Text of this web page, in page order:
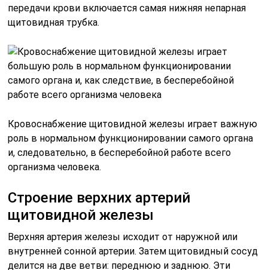
передачи крови включается самая нижняя непарная
щитовидная трубка.
Кровоснабжение щитовидной железы играет важную
роль в нормальном функционировании самого органа
и, следовательно, в бесперебойной работе всего
организма человека.
Строение верхних артерий
щитовидной железы
Верхняя артерия железы исходит от наружной или
внутренней сонной артерии. Затем щитовидный сосуд
делится на две ветви: переднюю и заднюю. Эти